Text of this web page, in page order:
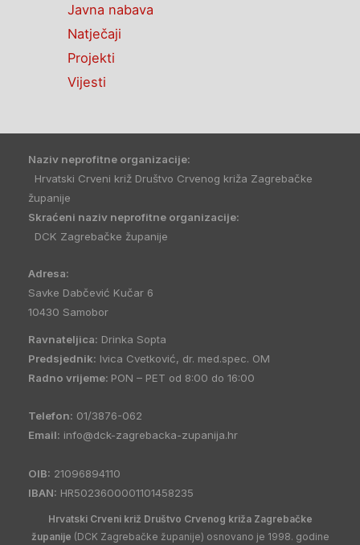
Javna nabava
Natječaji
Projekti
Vijesti
Naziv neprofitne organizacije:
Hrvatski Crveni križ Društvo Crvenog križa Zagrebačke
županije
Skraćeni naziv neprofitne organizacije:
DCK Zagrebačke županije
Adresa:
Savke Dabčević Kučar 6
10430 Samobor
Ravnateljica: Drinka Sopta
Predsjednik: Ivica Cvetković, dr. med.spec. OM
Radno vrijeme: PON – PET od 8:00 do 16:00
Telefon: 01/3876-062
Email: info@dck-zagrebacka-zupanija.hr
OIB: 21096894110
IBAN: HR5023600001101458235
Hrvatski Crveni križ Društvo Crvenog križa Zagrebačke
županije (DCK Zagrebačke županije) osnovano je 1998. godine